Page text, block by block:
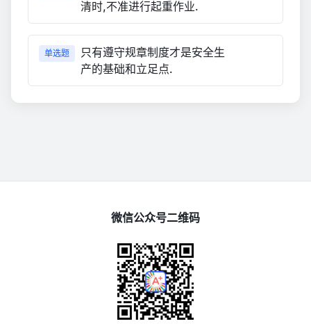
清时,不准进行起重作业.
单选题
只有遵守规章制度才是安全生
产的基础和立足点.
微信公众号二维码